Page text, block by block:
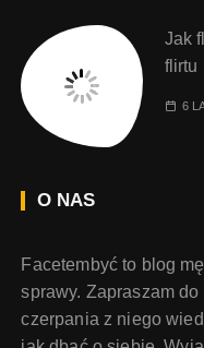
Jak
flirtu
6
O NAS
Facetembyć to blog
sprawy. Zapraszam
czerpania z niego